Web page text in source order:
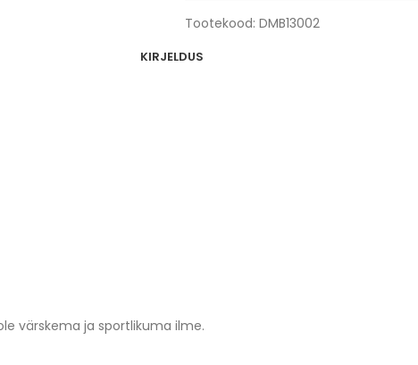
Tootekood: DMB13002
KIRJELDUS
värskema ja sportlikuma ilme.